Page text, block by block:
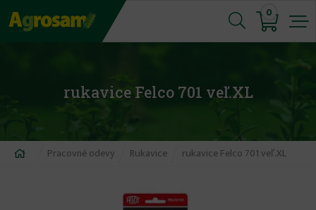
Jump
to
0
rukavice Felco 701 veľ.XL
Nachádzate
Pracovné odevy Rukavice rukavice Felco 701 veľ.XL